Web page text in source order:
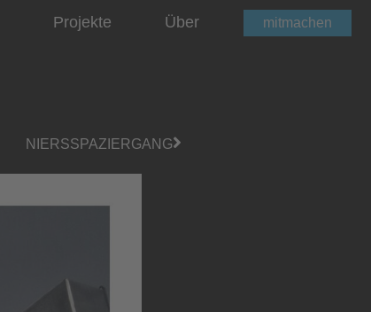
Projekte Über mitmachen
NIERSSPAZIERGANG